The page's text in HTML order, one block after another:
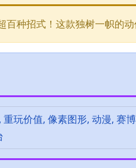
百种招式！这款独树一帜的
玩价值, 像素图形, 动漫, 赛